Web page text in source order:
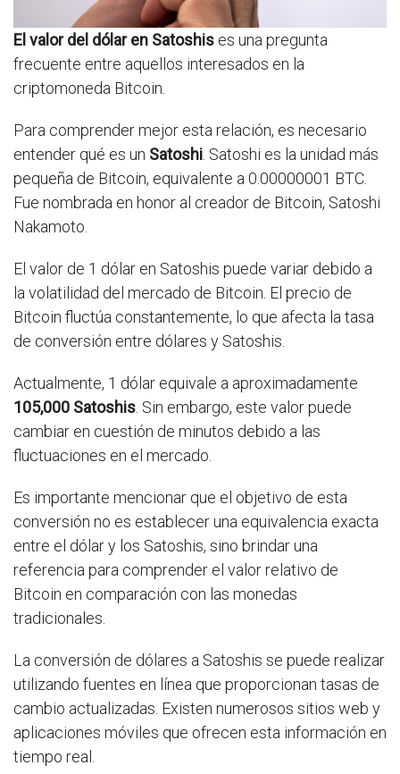
El valor del dólar en Satoshis es una pregunta
frecuente entre aquellos interesados en la
criptomoneda Bitcoin.
Para comprender mejor esta relación, es necesario
entender qué es un Satoshi . Satoshi es la unidad más
pequeña de Bitcoin, equivalente a 0.00000001 BTC.
Fue nombrada en honor al creador de Bitcoin, Satoshi
Nakamoto.
El valor de 1 dólar en Satoshis puede variar debido a
la volatilidad del mercado de Bitcoin. El precio de
Bitcoin fluctúa constantemente, lo que afecta la tasa
de conversión entre dólares y Satoshis.
Actualmente, 1 dólar equivale a aproximadamente
105,000 Satoshis . Sin embargo, este valor puede
cambiar en cuestión de minutos debido a las
fluctuaciones en el mercado.
Es importante mencionar que el objetivo de esta
conversión no es establecer una equivalencia exacta
entre el dólar y los Satoshis, sino brindar una
referencia para comprender el valor relativo de
Bitcoin en comparación con las monedas
tradicionales.
La conversión de dólares a Satoshis se puede realizar
utilizando fuentes en línea que proporcionan tasas de
cambio actualizadas. Existen numerosos sitios web y
aplicaciones móviles que ofrecen esta información en
tiempo real.